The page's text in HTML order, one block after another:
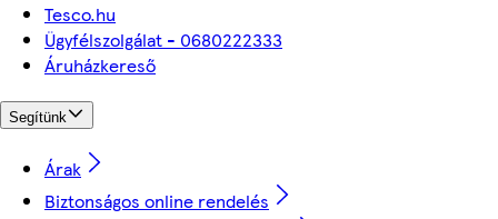
Tesco.hu
Ügyfélszolgálat - 0680222333
Áruházkereső
Segítünk
Árak
Biztonságos online rendelés